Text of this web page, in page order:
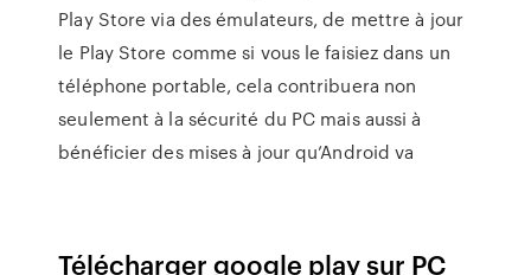
Play Store via des émulateurs, de mettre à jour
le Play Store comme si vous le faisiez dans un
téléphone portable, cela contribuera non
seulement à la sécurité du PC mais aussi à
bénéficier des mises à jour qu’Android va
Télécharger google play sur PC